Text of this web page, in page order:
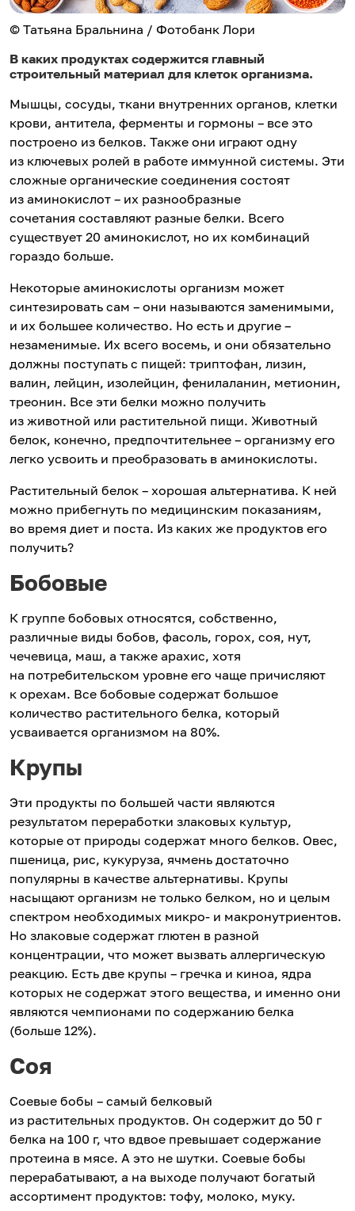
© Татьяна Бральнина / Фотобанк Лори
В каких продуктах содержится главный
строительный материал для клеток организма.
Мышцы, сосуды, ткани внутренних органов, клетки
крови, антитела, ферменты и гормоны – все это
построено из белков. Также они играют одну
из ключевых ролей в работе иммунной системы. Эти
сложные органические соединения состоят
из аминокислот – их разнообразные
сочетания составляют разные белки. Всего
существует 20 аминокислот, но их комбинаций
гораздо больше.
Некоторые аминокислоты организм может
синтезировать сам – они называются заменимыми,
и их большее количество. Но есть и другие –
незаменимые. Их всего восемь, и они обязательно
должны поступать с пищей: триптофан, лизин,
валин, лейцин, изолейцин, фенилаланин, метионин,
треонин. Все эти белки можно получить
из животной или растительной пищи. Животный
белок, конечно, предпочтительнее – организму его
легко усвоить и преобразовать в аминокислоты.
Растительный белок – хорошая альтернатива. К ней
можно прибегнуть по медицинским показаниям,
во время диет и поста. Из каких же продуктов его
получить?
Бобовые
К группе бобовых относятся, собственно,
различные виды бобов, фасоль, горох, соя, нут,
чечевица, маш, а также арахис, хотя
на потребительском уровне его чаще причисляют
к орехам. Все бобовые содержат большое
количество растительного белка, который
усваивается организмом на 80%.
Крупы
Эти продукты по большей части являются
результатом переработки злаковых культур,
которые от природы содержат много белков. Овес,
пшеница, рис, кукуруза, ячмень достаточно
популярны в качестве альтернативы. Крупы
насыщают организм не только белком, но и целым
спектром необходимых микро- и макронутриентов.
Но злаковые содержат глютен в разной
концентрации, что может вызвать аллергическую
реакцию. Есть две крупы – гречка и киноа, ядра
которых не содержат этого вещества, и именно они
являются чемпионами по содержанию белка
(больше 12%).
Соя
Соевые бобы – самый белковый
из растительных продуктов. Он содержит до 50 г
белка на 100 г, что вдвое превышает содержание
протеина в мясе. А это не шутки. Соевые бобы
перерабатывают, а на выходе получают богатый
ассортимент продуктов: тофу, молоко, муку.